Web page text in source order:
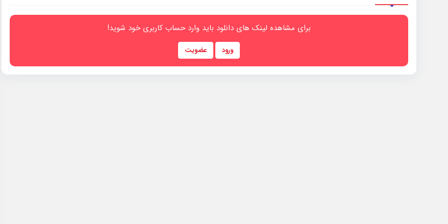
برای مشاهده لینک های دانلود باید وارد حساب کاربری خود شوید!
ورود عضویت